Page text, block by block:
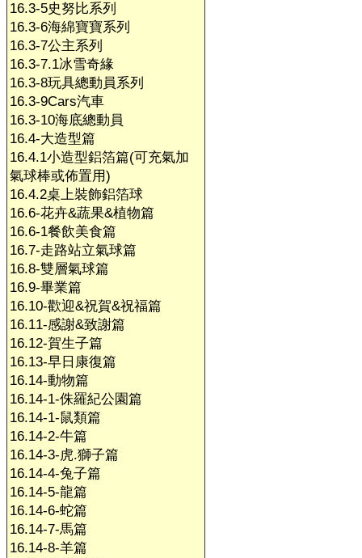
16.3-5史努比系列
16.3-6海綿寶寶系列
16.3-7公主系列
16.3-7.1冰雪奇緣
16.3-8玩具總動員系列
16.3-9Cars汽車
16.3-10海底總動員
16.4-大造型篇
16.4.1小造型鋁箔篇(可充氣加
氣球棒或佈置用)
16.4.2桌上裝飾鋁箔球
16.6-花卉&蔬果&植物篇
16.6-1餐飲美食篇
16.7-走路站立氣球篇
16.8-雙層氣球篇
16.9-畢業篇
16.10-歡迎&祝賀&祝福篇
16.11-感謝&致謝篇
16.12-賀生子篇
16.13-早日康復篇
16.14-動物篇
16.14-1-侏羅紀公園篇
16.14-1-鼠類篇
16.14-2-牛篇
16.14-3-虎.獅子篇
16.14-4-兔子篇
16.14-5-龍篇
16.14-6-蛇篇
16.14-7-馬篇
16.14-8-羊篇